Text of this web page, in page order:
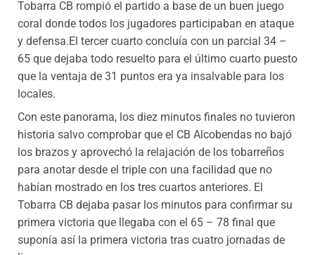
Tobarra CB rompió el partido a base de un buen juego
coral donde todos los jugadores participaban en ataque
y defensa.El tercer cuarto concluía con un parcial 34 –
65 que dejaba todo resuelto para el último cuarto puesto
que la ventaja de 31 puntos era ya insalvable para los
locales.
Con este panorama, los diez minutos finales no tuvieron
historia salvo comprobar que el CB Alcobendas no bajó
los brazos y aprovechó la relajación de los tobarreños
para anotar desde el triple con una facilidad que no
habían mostrado en los tres cuartos anteriores. El
Tobarra CB dejaba pasar los minutos para confirmar su
primera victoria que llegaba con el 65 – 78 final que
suponía así la primera victoria tras cuatro jornadas de